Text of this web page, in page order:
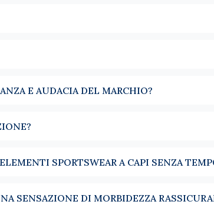
classica, lascia intravedere il collo e la cravatta. È
e dà carattere a un look semplice.
integrarsi naturalmente nel guardaroba
E AUDACIA DEL MARCHIO?
SPORTSWEAR A CAPI SENZA
SENSAZIONE DI MORBIDEZZA